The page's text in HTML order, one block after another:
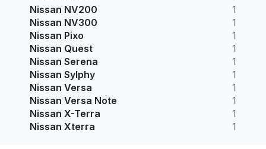
Nissan NV200
1
Nissan NV300
1
Nissan Pixo
1
Nissan Quest
1
Nissan Serena
1
Nissan Sylphy
1
Nissan Versa
1
Nissan Versa Note
1
Nissan X-Terra
1
Nissan Xterra
1